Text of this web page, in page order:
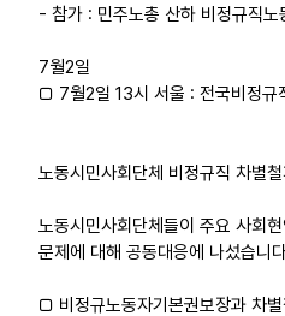
- 참가 : 민주노총 산하 비정규직
7월2일
□ 7월2일 13시 서울 : 전국비정규
노동시민사회단체 비정규직 차별
노동시민사회단체들이 주요 사회
문제에 대해 공동대응에 나섰습니
□ 비정규노동자기본권보장과 차